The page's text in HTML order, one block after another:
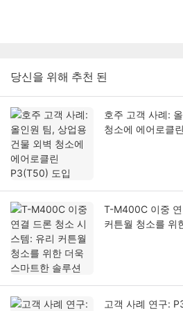
당신을 위해 추천 된
호주 고객 사례:
청소에 에어로클
T-M400C 이중
커튼월 청소를 위
고객 사례 연구: